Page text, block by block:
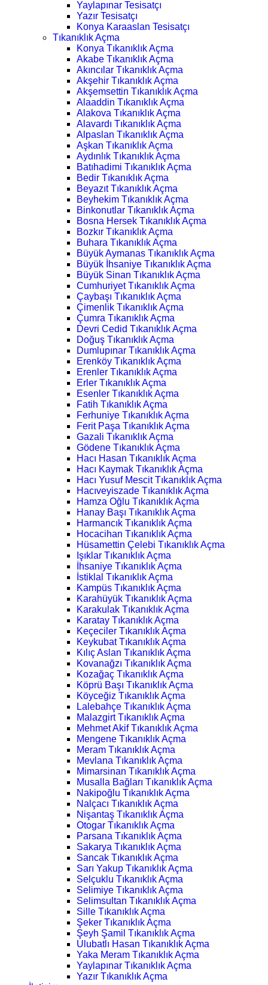
Yaylapınar Tesisatçı
Yazır Tesisatçı
Konya Karaaslan Tesisatçı
Tıkanıklık Açma
Konya Tıkanıklık Açma
Akabe Tıkanıklık Açma
Akıncılar Tıkanıklık Açma
Akşehir Tıkanıklık Açma
Akşemsettin Tıkanıklık Açma
Alaaddin Tıkanıklık Açma
Alakova Tıkanıklık Açma
Alavardı Tıkanıklık Açma
Alpaslan Tıkanıklık Açma
Aşkan Tıkanıklık Açma
Aydınlık Tıkanıklık Açma
Batıhadimi Tıkanıklık Açma
Bedir Tıkanıklık Açma
Beyazıt Tıkanıklık Açma
Beyhekim Tıkanıklık Açma
Binkonutlar Tıkanıklık Açma
Bosna Hersek Tıkanıklık Açma
Bozkır Tıkanıklık Açma
Buhara Tıkanıklık Açma
Büyük Aymanas Tıkanıklık Açma
Büyük İhsaniye Tıkanıklık Açma
Büyük Sinan Tıkanıklık Açma
Cumhuriyet Tıkanıklık Açma
Çaybaşı Tıkanıklık Açma
Çimenlik Tıkanıklık Açma
Çumra Tıkanıklık Açma
Devri Cedid Tıkanıklık Açma
Doğuş Tıkanıklık Açma
Dumlupınar Tıkanıklık Açma
Erenköy Tıkanıklık Açma
Erenler Tıkanıklık Açma
Erler Tıkanıklık Açma
Esenler Tıkanıklık Açma
Fatih Tıkanıklık Açma
Ferhuniye Tıkanıklık Açma
Ferit Paşa Tıkanıklık Açma
Gazali Tıkanıklık Açma
Gödene Tıkanıklık Açma
Hacı Hasan Tıkanıklık Açma
Hacı Kaymak Tıkanıklık Açma
Hacı Yusuf Mescit Tıkanıklık Açma
Hacıveyiszade Tıkanıklık Açma
Hamza Oğlu Tıkanıklık Açma
Hanay Başı Tıkanıklık Açma
Harmancık Tıkanıklık Açma
Hocacihan Tıkanıklık Açma
Hüsamettin Çelebi Tıkanıklık Açma
Işıklar Tıkanıklık Açma
İhsaniye Tıkanıklık Açma
İstiklal Tıkanıklık Açma
Kampüs Tıkanıklık Açma
Karahüyük Tıkanıklık Açma
Karakulak Tıkanıklık Açma
Karatay Tıkanıklık Açma
Keçeciler Tıkanıklık Açma
Keykubat Tıkanıklık Açma
Kılıç Aslan Tıkanıklık Açma
Kovanağzı Tıkanıklık Açma
Kozağaç Tıkanıklık Açma
Köprü Başı Tıkanıklık Açma
Köyceğiz Tıkanıklık Açma
Lalebahçe Tıkanıklık Açma
Malazgirt Tıkanıklık Açma
Mehmet Akif Tıkanıklık Açma
Mengene Tıkanıklık Açma
Meram Tıkanıklık Açma
Mevlana Tıkanıklık Açma
Mimarsinan Tıkanıklık Açma
Musalla Bağları Tıkanıklık Açma
Nakipoğlu Tıkanıklık Açma
Nalçacı Tıkanıklık Açma
Nişantaş Tıkanıklık Açma
Otogar Tıkanıklık Açma
Parsana Tıkanıklık Açma
Sakarya Tıkanıklık Açma
Sancak Tıkanıklık Açma
Sarı Yakup Tıkanıklık Açma
Selçuklu Tıkanıklık Açma
Selimiye Tıkanıklık Açma
Selimsultan Tıkanıklık Açma
Sille Tıkanıklık Açma
Şeker Tıkanıklık Açma
Şeyh Şamil Tıkanıklık Açma
Ulubatlı Hasan Tıkanıklık Açma
Yaka Meram Tıkanıklık Açma
Yaylapınar Tıkanıklık Açma
Yazır Tıkanıklık Açma